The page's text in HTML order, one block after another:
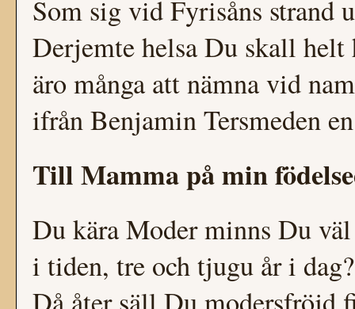
Som sig vid Fyrisåns strand
Derjemte helsa Du skall
äro många att nämna vid
ifrån Benjamin Tersmeden
Till Mamma på min
Du kära Moder minns Du
i tiden, tre och tjugu år i dag?